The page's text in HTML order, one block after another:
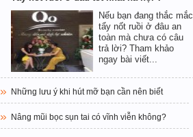
Nếu bạn đang thắc mắc
tẩy nốt ruồi ở đâu an
toàn mà chưa có câu
trả lời? Tham khảo
ngay bài viết...
Những lưu ý khi hút mỡ bạn cần nên biết
Nâng mũi bọc sụn tai có vĩnh viễn không?